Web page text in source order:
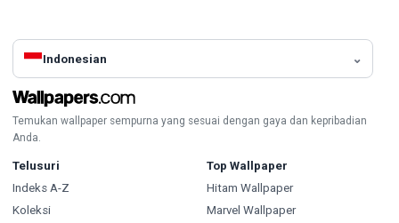
Indonesian
Temukan wallpaper sempurna yang sesuai dengan gaya dan kepribadian
Anda.
Telusuri
Indeks A-Z
Koleksi
Top Wallpaper
Hitam Wallpaper
Marvel Wallpaper